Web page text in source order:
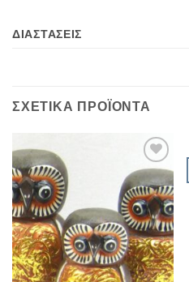
ΔΙΑΣΤΆΣΕΙΣ
ΣΧΕΤΙΚΆ ΠΡΟΪΌΝΤΑ
Add to
Wishlist